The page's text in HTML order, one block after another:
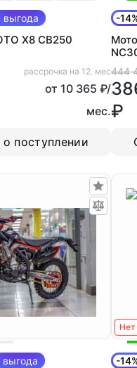
X8 CB250
рассрочка на 12. мес
от 10 365 ₽/
мес.
поступлении
-
444
₽
Нет
-